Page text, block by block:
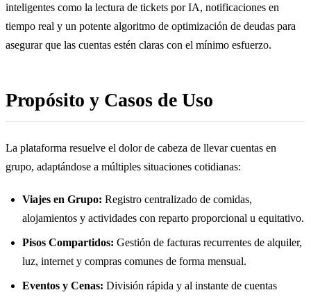
inteligentes como la lectura de tickets por IA, notificaciones en
tiempo real y un potente algoritmo de optimización de deudas para
asegurar que las cuentas estén claras con el mínimo esfuerzo.
Propósito y Casos de Uso
La plataforma resuelve el dolor de cabeza de llevar cuentas en
grupo, adaptándose a múltiples situaciones cotidianas:
Viajes en Grupo: Registro centralizado de comidas,
alojamientos y actividades con reparto proporcional u equitativo.
Pisos Compartidos: Gestión de facturas recurrentes de alquiler,
luz, internet y compras comunes de forma mensual.
Eventos y Cenas: División rápida y al instante de cuentas